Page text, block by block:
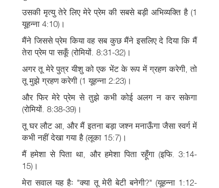
उसकी मृत्यु तेरे लिए मेरे प्रेम की सबसे बड़ी अभिव्यक्ति है (1
यूहन्ना 4:10)।
मैंने जिससे प्रेम किया वह सब कुछ मैंने इसलिए दे दिया कि मैं
तेरा प्रेम पा सकूँ (रोमियों. 8:31-32)।
अगर तू मेरे पुत्र यीशु को एक भेंट के रूप में ग्रहण करेगी, तो
तू मुझे ग्रहण करेगी (1 यूहन्ना 2:23)।
और फिर मेरे प्रेम से तुझे कभी कोई अलग न कर सकेगा
(रोमियों. 8:38-39)।
तू घर लौट आ, और मैं इतना बड़ा जश्न मनाऊँगा जैसा स्वर्ग में
कभी नहीं देखा गया है (लूका 15:7)।
मैं हमेशा से पिता था, और हमेशा पिता रहूँगा (इफि. 3:14-
15)।
मेरा सवाल यह हैः "क्या तू मेरी बेटी बनेगी?" (यूहन्ना 1:12-